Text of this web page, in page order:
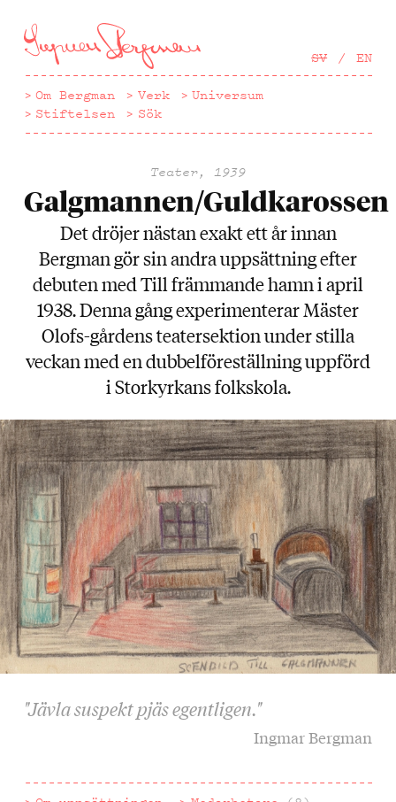
till
huvudinnehåll
SV EN
Om Bergman Verk
Universum
Stiftelsen
Sök
Teater, 1939
Galgmannen/Guldkarossen
Det dröjer nästan exakt ett år innan
Bergman gör sin andra uppsättning efter
debuten med Till främmande hamn i april
1938. Denna gång experimenterar Mäster
Olofs-gårdens teatersektion under stilla
veckan med en dubbelföreställning uppförd
i Storkyrkans folkskola.
"Jävla suspekt pjäs egentligen."
Ingmar Bergman